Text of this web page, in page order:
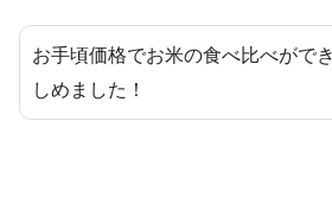
お手頃価格でお米の食べ比べがで
しめました！